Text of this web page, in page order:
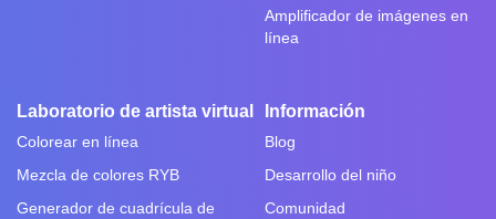
Amplificador de imágenes en
línea
Laboratorio de artista virtual
Colorear en línea
Mezcla de colores RYB
Generador de cuadrícula de
Información
Blog
Desarrollo del niño
Comunidad